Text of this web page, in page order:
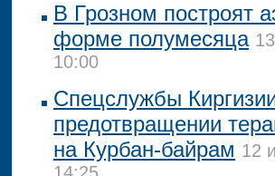
В Грозном построят
форме полумесяца
10:00
Спецслужбы
предотвращении
на Курбан-байрам 12